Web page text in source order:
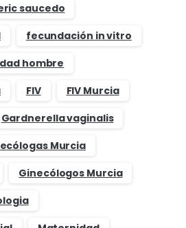
saucedo
fecundación in vitro
hombre
FIV
FIV Murcia
Gardnerella vaginalis
Murcia
Ginecólogos Murcia